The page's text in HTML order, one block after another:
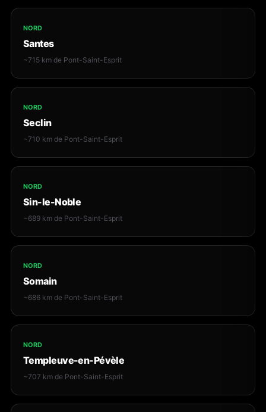
NORD
Santes
~715 km de Pont-Saint-Esprit
NORD
Seclin
~710 km de Pont-Saint-Esprit
NORD
Sin-le-Noble
~689 km de Pont-Saint-Esprit
NORD
Somain
~686 km de Pont-Saint-Esprit
NORD
Templeuve-en-Pévèle
~707 km de Pont-Saint-Esprit